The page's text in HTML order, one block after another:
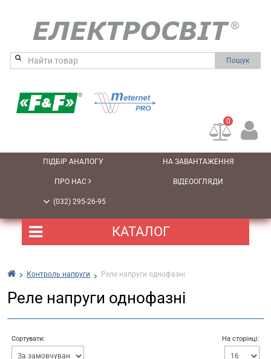
Пошук
0
КАТАЛОГ
ПІДБІР АНАЛОГУ НА ЗАВАНТАЖЕННЯ
ПРО НАС ВІДЕООГЛЯДИ
(032) 295-26-95
Контроль напруги Реле напруги однофазні
Реле напруги однофазні
Сортувати: На сторінці: